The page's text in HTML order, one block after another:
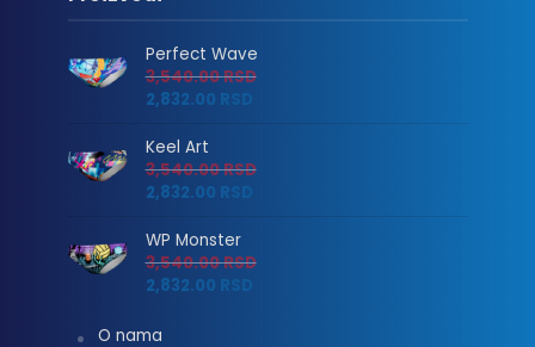
Perfect Wave
3,540.00RSD
2,832.00 RSD
Keel Art
3,540.00RSD
2,832.00 RSD
WP Monster
3,540.00RSD
2,832.00 RSD
O nama